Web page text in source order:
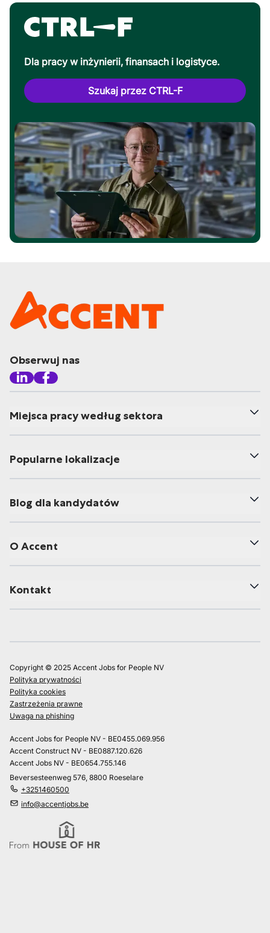
Dla pracy w inżynierii, finansach i logistyce.
Szukaj przez CTRL-F
Obserwuj nas
Miejsca pracy według sektora
Popularne lokalizacje
Blog dla kandydatów
O Accent
Kontakt
Copyright © 2025 Accent Jobs for People NV
Polityka prywatności
Polityka cookies
Zastrzeżenia prawne
Uwaga na phishing
Accent Jobs for People NV - BE0455.069.956
Accent Construct NV - BE0887.120.626
Accent Jobs NV - BE0654.755.146
Beversesteenweg 576, 8800 Roeselare
+3251460500
info@accentjobs.be